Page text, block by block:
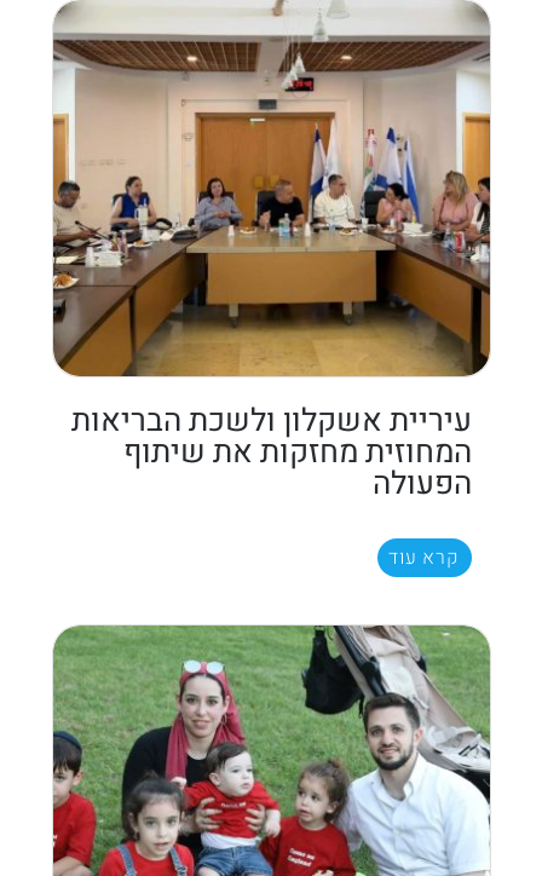
עיריית אשקלון ולשכת הבריאות
המחוזית מחזקות את שיתוף
הפעולה
קרא עוד